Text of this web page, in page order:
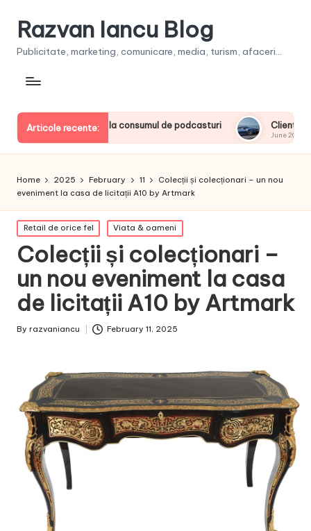
Razvan Iancu Blog
Publicitate, marketing, comunicare, media, turism, afaceri...
Articole recente:
europeni la consumul de podcasturi Clienţii își vor
June 20, 2026
Home 2025 February 11
Colecții și colecționari – un nou
eveniment la casa de licitații A10 by Artmark
Posted
in
Retail de orice fel Viata & oameni
Colecții și colecționari –
un nou eveniment la casa
de licitații A10 by Artmark
Posted
By razvaniancu February 11, 2025